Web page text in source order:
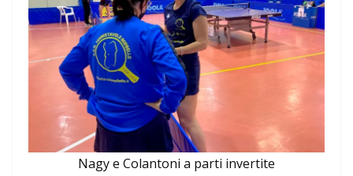
Nagy e Colantoni a parti invertite